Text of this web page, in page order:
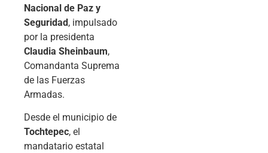
Nacional de Paz y
Seguridad, impulsado
por la presidenta
Claudia Sheinbaum,
Comandanta Suprema
de las Fuerzas
Armadas.
Desde el municipio de
Tochtepec, el
mandatario estatal